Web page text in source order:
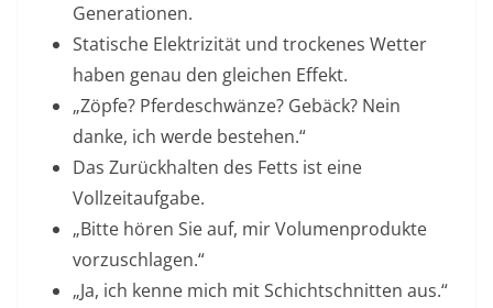
Generationen.
Statische Elektrizität und trockenes Wetter
haben genau den gleichen Effekt.
„Zöpfe? Pferdeschwänze? Gebäck? Nein
danke, ich werde bestehen.“
Das Zurückhalten des Fetts ist eine
Vollzeitaufgabe.
„Bitte hören Sie auf, mir Volumenprodukte
vorzuschlagen.“
„Ja, ich kenne mich mit Schichtschnitten aus.“